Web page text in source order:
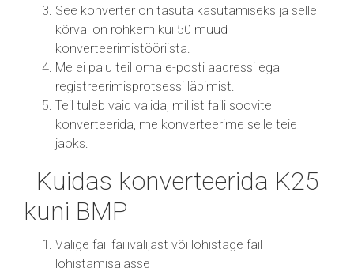
See konverter on tasuta kasutamiseks ja selle
kõrval on rohkem kui 50 muud
konverteerimistööriista.
Me ei palu teil oma e-posti aadressi ega
registreerimisprotsessi läbimist.
Teil tuleb vaid valida, millist faili soovite
konverteerida, me konverteerime selle teie
jaoks.
Kuidas konverteerida K25
kuni BMP
Valige fail failivalijast või lohistage fail
lohistamisalasse